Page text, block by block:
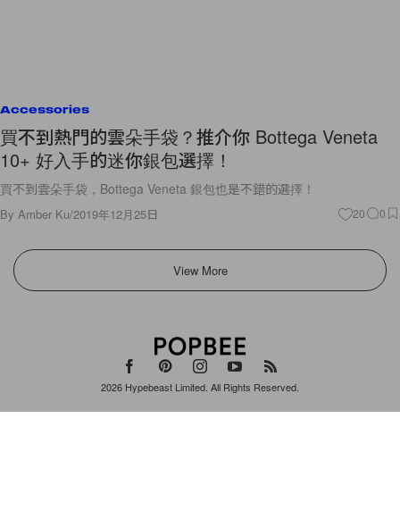
Accessories
買不到熱門的雲朵手袋？推介你 Bottega Veneta
10+ 好入手的迷你銀包選擇！
買不到雲朵手袋，Bottega Veneta 銀包也是不錯的選擇！
By Amber Ku/2019年12月25日 20 0
View More
2026 Hypebeast Limited . All Rights Reserved.